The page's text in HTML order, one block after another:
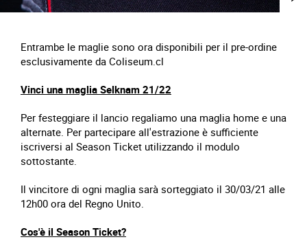
Entrambe le maglie sono ora disponibili per il pre-ordine
esclusivamente da Coliseum.cl
Vinci una maglia Selknam 21/22
Per festeggiare il lancio regaliamo una maglia home e una
alternate. Per partecipare all'estrazione è sufficiente
iscriversi al Season Ticket utilizzando il modulo
sottostante.
Il vincitore di ogni maglia sarà sorteggiato il 30/03/21 alle
12h00 ora del Regno Unito.
Cos'è il Season Ticket?